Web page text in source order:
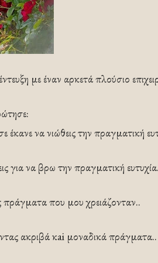
με έναν αρκετά πλούσιο
έκανε να νιώθεις την πραγματική
για να βρω την πραγματική ευτυχία.
που μου χρειάζονταν..
ακριβά κai μοναδικά πράγματα..